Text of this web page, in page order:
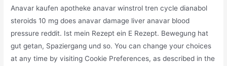
Anavar kaufen apotheke anavar winstrol tren cycle dianabol
steroids 10 mg does anavar damage liver anavar blood
pressure reddit. Ist mein Rezept ein E Rezept. Bewegung hat
gut getan, Spaziergang und so. You can change your choices
at any time by visiting Cookie Preferences, as described in the